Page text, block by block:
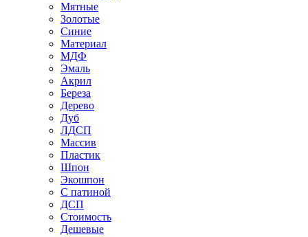
Мятные
Золотые
Синие
Материал
МДФ
Эмаль
Акрил
Береза
Дерево
Дуб
ЛДСП
Массив
Пластик
Шпон
Экошпон
С патиной
ДСП
Стоимость
Дешевые